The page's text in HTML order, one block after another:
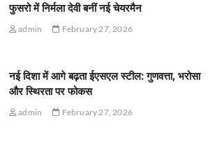
फुसरो में निर्मला देवी बनीं नई चेयरमैन
admin February 27, 2026
नई दिशा में आगे बढ़ता ईएसएल स्टील: गुणवत्ता, भरोसा
और स्थिरता पर फोकस
admin February 27, 2026